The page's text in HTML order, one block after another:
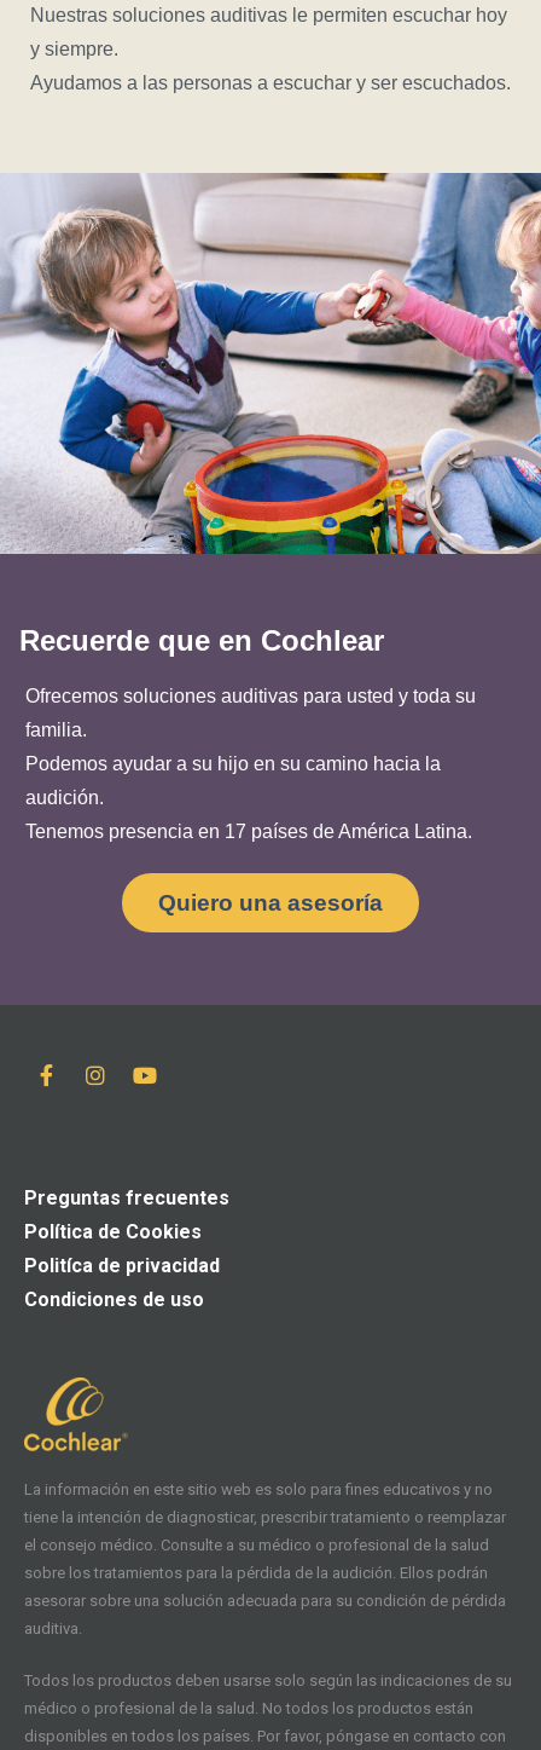
Nuestras soluciones auditivas le permiten escuchar hoy
y siempre.
Ayudamos a las personas a escuchar y ser escuchados.
Recuerde que en Cochlear
Ofrecemos soluciones auditivas para usted y toda su
familia.
Podemos ayudar a su hijo en su camino hacia la
audición.
Tenemos presencia en 17 países de América Latina.
Quiero una asesoría
La información en este sitio web es solo para fines educativos y no
tiene la intención de diagnosticar, prescribir tratamiento o reemplazar
el consejo médico. Consulte a su médico o profesional de la salud
sobre los tratamientos para la pérdida de la audición. Ellos podrán
asesorar sobre una solución adecuada para su condición de pérdida
auditiva.
Todos los productos deben usarse solo según las indicaciones de su
médico o profesional de la salud. No todos los productos están
disponibles en todos los países. Por favor, póngase en contacto con
Preguntas frecuentes
Política de Cookies
Politíca de privacidad
Condiciones de uso